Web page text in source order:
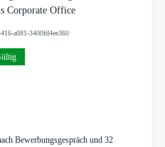
Corporate Office
a081-3400fd4ee360
Bewerbungsgespräch und 32